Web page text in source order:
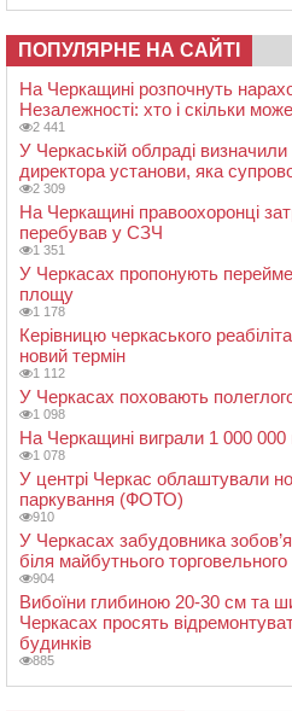
ПОПУЛЯРНЕ НА САЙТІ
На Черкащині розпочнуть
Незалежності: хто і скільки
2 441
У Черкаській облраді
директора установи, яка
2 309
На Черкащині правоохоронці
перебував у СЗЧ
1 351
У Черкасах пропонують
площу
1 178
Керівницю черкаського
новий термін
1 112
У Черкасах поховають
1 098
На Черкащині виграли 1 000 000
1 078
У центрі Черкас облаштували
паркування (ФОТО)
910
У Черкасах забудовника
біля майбутнього
904
Вибоїни глибиною 20-30 см та
Черкасах просять
будинків
885